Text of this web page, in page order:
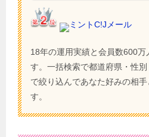
ミントC!Jメール
18年の運用実績と会員数600
す。一括検索で都道府県・性
で絞り込んであなた好みの相
す。